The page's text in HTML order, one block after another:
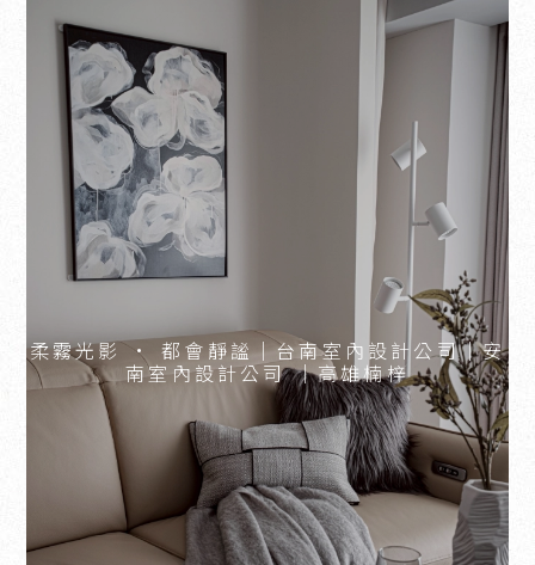
柔霧光影 · 都會靜謐｜台南室內設計公司｜安
南室內設計公司 ｜高雄楠梓